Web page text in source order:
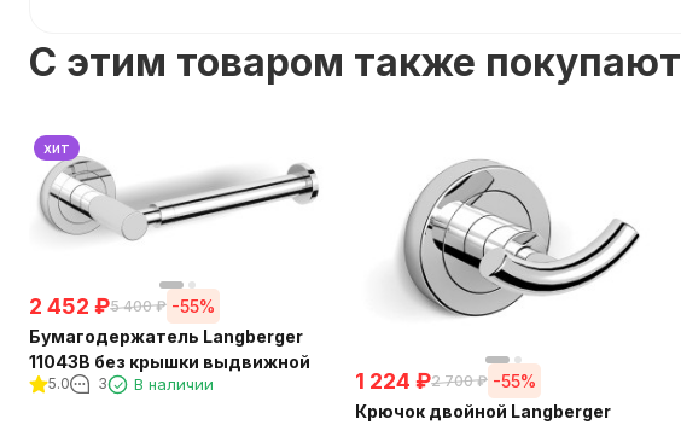
C этим товаром также покупают
хит
2 452 ₽5 400 ₽ -55%
Бумагодержатель Langberger
11043B без крышки выдвижной
5.0 3 В наличии 1 224 ₽2 700 ₽ -55%
Крючок двойной Langberger